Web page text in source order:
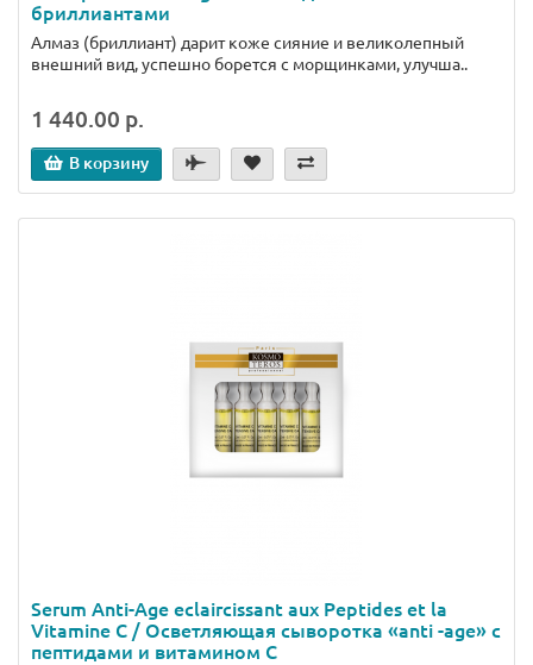
бриллиантами
Алмаз (бриллиант) дарит коже сияние и великолепный
внешний вид, успешно борется с морщинками, улучша..
1 440.00 р.
В корзину
Serum Anti-Аge eclaircissant aux Peptides et la
Vitamine C / Осветляющая сыворотка «anti -age» с
пептидами и витамином С